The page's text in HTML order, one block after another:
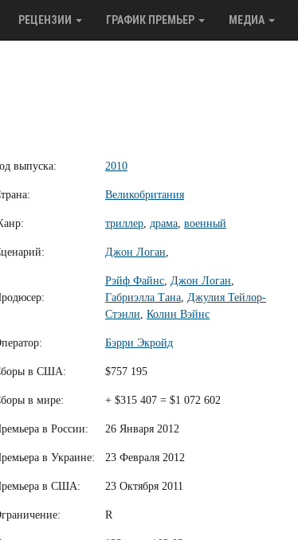
РЕЦЕНЗИИ ГРАФИК ПРЕМЬЕР МЕДИА
выпуска: 2010
Великобритания
триллер, драма, военный
Джон Логан,
Рэйф Файнс, Джон Логан,
Габриэлла Тана, Джулия Тейлор-
Стэнли, Колин Вэйнс
Бэрри Экройд
в США: $757 195
в мире: + $315 407 = $1 072 602
в России: 26 Января 2012
в Украине: 23 Февраля 2012
в США: 23 Октября 2011
R